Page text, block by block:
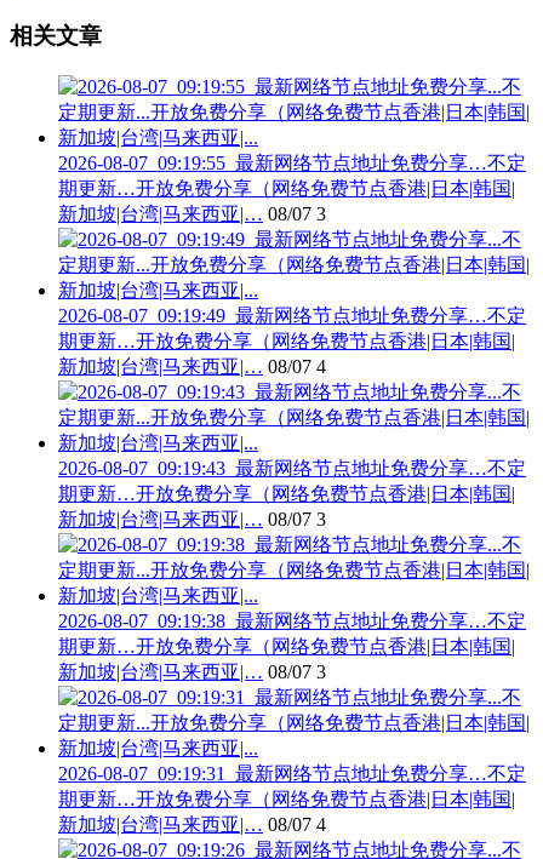
相关文章
2026-08-07_09:19:55_最新网络节点地址免费分享…不定
期更新…开放免费分享（网络免费节点香港|日本|韩国|
新加坡|台湾|马来西亚|… 08/07 3
2026-08-07_09:19:49_最新网络节点地址免费分享…不定
期更新…开放免费分享（网络免费节点香港|日本|韩国|
新加坡|台湾|马来西亚|… 08/07 4
2026-08-07_09:19:43_最新网络节点地址免费分享…不定
期更新…开放免费分享（网络免费节点香港|日本|韩国|
新加坡|台湾|马来西亚|… 08/07 3
2026-08-07_09:19:38_最新网络节点地址免费分享…不定
期更新…开放免费分享（网络免费节点香港|日本|韩国|
新加坡|台湾|马来西亚|… 08/07 3
2026-08-07_09:19:31_最新网络节点地址免费分享…不定
期更新…开放免费分享（网络免费节点香港|日本|韩国|
新加坡|台湾|马来西亚|… 08/07 4